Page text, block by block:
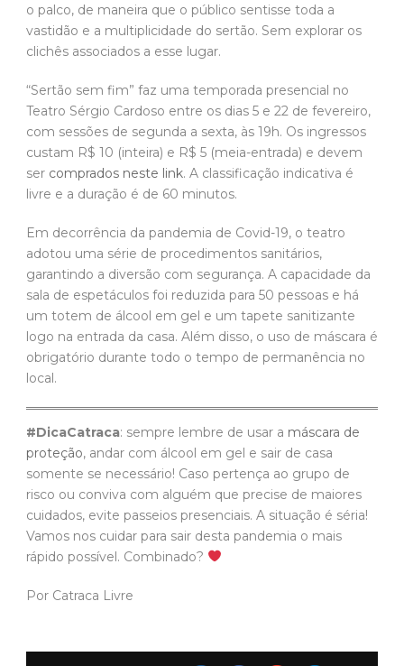
o palco, de maneira que o público sentisse toda a
vastidão e a multiplicidade do sertão. Sem explorar os
clichês associados a esse lugar.
“Sertão sem fim” faz uma temporada presencial no
Teatro Sérgio Cardoso entre os dias 5 e 22 de fevereiro,
com sessões de segunda a sexta, às 19h. Os ingressos
custam R$ 10 (inteira) e R$ 5 (meia-entrada) e devem
ser comprados neste link. A classificação indicativa é
livre e a duração é de 60 minutos.
Em decorrência da pandemia de Covid-19, o teatro
adotou uma série de procedimentos sanitários,
garantindo a diversão com segurança. A capacidade da
sala de espetáculos foi reduzida para 50 pessoas e há
um totem de álcool em gel e um tapete sanitizante
logo na entrada da casa. Além disso, o uso de máscara é
obrigatório durante todo o tempo de permanência no
local.
#DicaCatraca: sempre lembre de usar a máscara de
proteção, andar com álcool em gel e sair de casa
somente se necessário! Caso pertença ao grupo de
risco ou conviva com alguém que precise de maiores
cuidados, evite passeios presenciais. A situação é séria!
Vamos nos cuidar para sair desta pandemia o mais
rápido possível. Combinado?
Por Catraca Livre